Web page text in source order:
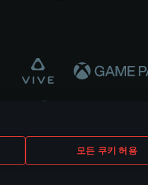
모든 쿠키 허용
하지 않습니다..